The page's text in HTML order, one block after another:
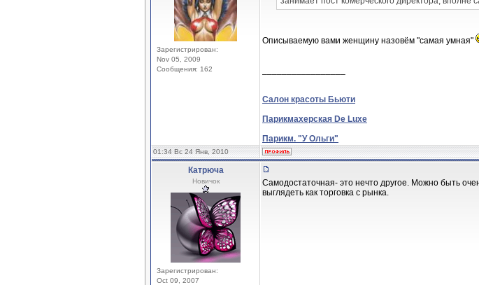
Зарегистрирован:
Nov 05, 2009
Сообщения: 162
Описываемую вами женщину назовём "самая умная"
Салон красоты Бьюти
Парикмахерская De Luxe
Парикм. "У Ольги"
01:34 Вс 24 Янв, 2010
Катрюча
Новичок
Зарегистрирован:
Oct 09, 2007
Самодостаточная- это нечто другое. Можно быть
выглядеть как торговка с рынка.